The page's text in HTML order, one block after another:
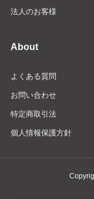
法人のお客様
About
よくある質問
お問い合わせ
特定商取引法
個人情報保護方針